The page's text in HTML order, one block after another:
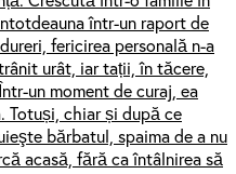
într-un raport de
fericirea personală n-a
urât, iar tații, în tăcere,
un moment de curaj, ea
Totuși, chiar și după ce
bărbatul, spaima de a nu
acasă, fără ca întâlnirea să